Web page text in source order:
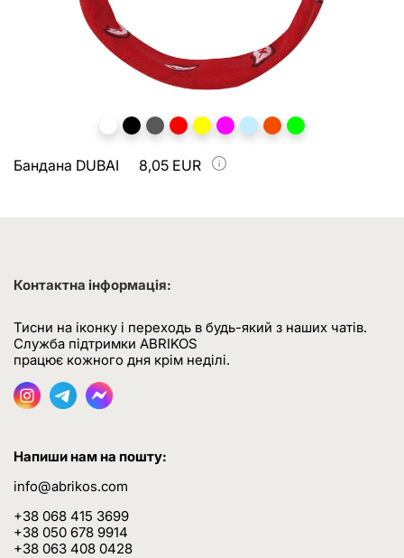
Бандана DUBAI 8,05 EUR
Контактна інформація:
Тисни на іконку і переходь в будь-який з наших чатів.
Служба підтримки ABRIKOS
працює кожного дня крім неділі.
Напиши нам на пошту:
info@abrikos.com
+38 068 415 3699
+38 050 678 9914
+38 063 408 0428